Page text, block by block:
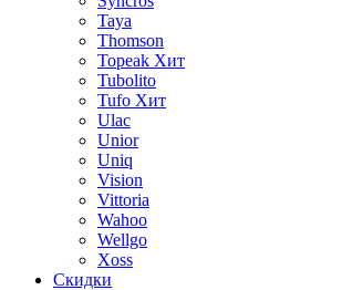
Taya
Thomson
Topeak Хит
Tubolito
Tufo Хит
Ulac
Unior
Uniq
Vision
Vittoria
Wahoo
Wellgo
Xoss
Скидки